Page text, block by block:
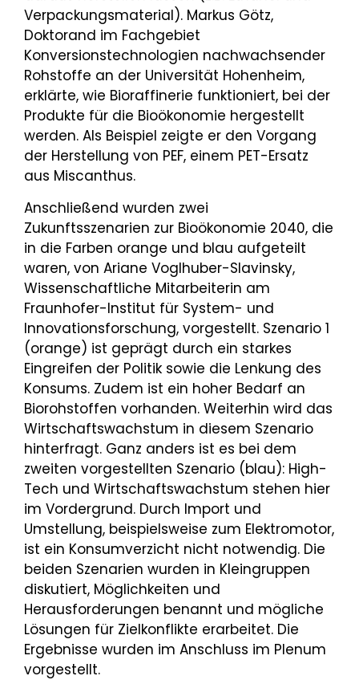
Verpackungsmaterial). Markus Götz,
Doktorand im Fachgebiet
Konversionstechnologien nachwachsender
Rohstoffe an der Universität Hohenheim,
erklärte, wie Bioraffinerie funktioniert, bei der
Produkte für die Bioökonomie hergestellt
werden. Als Beispiel zeigte er den Vorgang
der Herstellung von PEF, einem PET-Ersatz
aus Miscanthus.
Anschließend wurden zwei
Zukunftsszenarien zur Bioökonomie 2040, die
in die Farben orange und blau aufgeteilt
waren, von Ariane Voglhuber-Slavinsky,
Wissenschaftliche Mitarbeiterin am
Fraunhofer-Institut für System- und
Innovationsforschung, vorgestellt. Szenario 1
(orange) ist geprägt durch ein starkes
Eingreifen der Politik sowie die Lenkung des
Konsums. Zudem ist ein hoher Bedarf an
Biorohstoffen vorhanden. Weiterhin wird das
Wirtschaftswachstum in diesem Szenario
hinterfragt. Ganz anders ist es bei dem
zweiten vorgestellten Szenario (blau): High-
Tech und Wirtschaftswachstum stehen hier
im Vordergrund. Durch Import und
Umstellung, beispielsweise zum Elektromotor,
ist ein Konsumverzicht nicht notwendig. Die
beiden Szenarien wurden in Kleingruppen
diskutiert, Möglichkeiten und
Herausforderungen benannt und mögliche
Lösungen für Zielkonflikte erarbeitet. Die
Ergebnisse wurden im Anschluss im Plenum
vorgestellt.